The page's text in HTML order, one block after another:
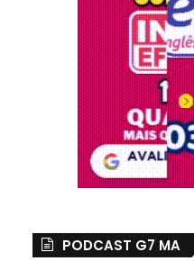
PODCAST G7 MA